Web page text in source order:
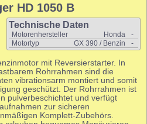
HD 1050 B
Technische Daten
Motorenhersteller Honda
-
Motortyp
GX 390 / Benzin -
mit Reversierstarter. In
Rohrrahmen sind die
vibrationsarm montiert und somit
geschützt. Der Rohrrahmen ist
pulverbeschichtet und verfügt
zur sicheren
Komplett-Zubehörs.